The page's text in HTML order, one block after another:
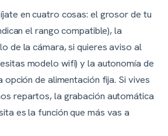
en cuatro cosas: el grosor de tu
el rango compatible), la
de la cámara, si quieres aviso al
modelo wifi) y la autonomía de
de alimentación fija. Si vives
repartos, la grabación automática
es la función que más vas a